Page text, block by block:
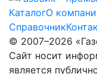
КаталогО
Справочник
© 2007–2026
Сайт носит
является